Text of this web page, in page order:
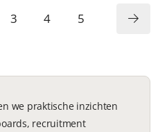
3 4 5
we praktische inzichten
recruitment